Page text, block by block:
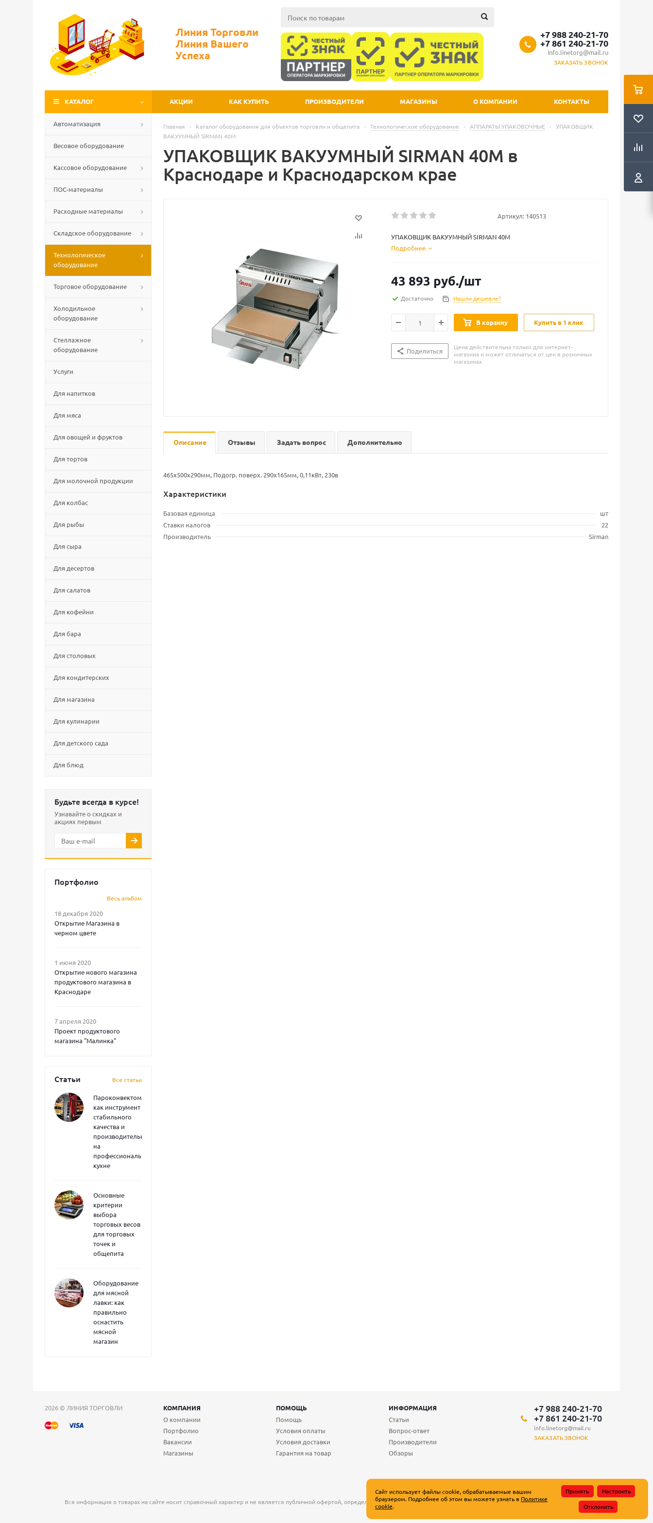
Линия Торговли
Линия Вашего
Успеха
+7 988 240-21-70
+7 861 240-21-70
info.linetorg@mail.ru
ЗАКАЗАТЬ ЗВОНОК
КАТАЛОГ АКЦИИ КАК КУПИТЬ ПРОИЗВОДИТЕЛИ МАГАЗИНЫ О КОМПАНИИ КОНТАКТЫ
Автоматизация
Весовое оборудование
Кассовое оборудование
ПОС-материалы
Расходные материалы
Складское оборудование
Технологическое
оборудование
Торговое оборудование
Холодильное
оборудование
Стеллажное
оборудование
Услуги
Для напитков
Для мяса
Для овощей и фруктов
Для тортов
Для молочной продукции
Для колбас
Для рыбы
Для сыра
Для десертов
Для салатов
Для кофейни
Для бара
Для столовых
Для кондитерских
Для магазина
Для кулинарии
Для детского сада
Для блюд
Будьте всегда в курсе!
Узнавайте о скидках и
акциях первым
Портфолио
Весь альбом
18 декабря 2020
Открытие Магазина в
черном цвете
1 июня 2020
Открытие нового магазина
продуктового магазина в
Краснодаре
7 апреля 2020
Проект продуктового
магазина "Малинка"
Статьи Все статьи
Пароконвектоматы
как инструмент
стабильного
качества и
производительности
на
профессиональной
кухне
Основные
критерии
выбора
торговых весов
для торговых
точек и
общепита
Оборудование
для мясной
лавки: как
правильно
оснастить
мясной
магазин
Главная - Каталог оборудования для объектов торговли и общепита - Технологическое оборудование - АППАРАТЫ УПАКОВОЧНЫЕ -
УПАКОВЩИК
ВАКУУМНЫЙ SIRMAN 40М
УПАКОВЩИК ВАКУУМНЫЙ SIRMAN 40М в
Краснодаре и Краснодарском крае
Артикул: 140513
УПАКОВЩИК ВАКУУМНЫЙ SIRMAN 40М
Подробнее
43 893 руб./шт
Достаточно Нашли дешевле?
В корзину Купить в 1 клик
Поделиться
Цена действительна только для интернет-
магазина и может отличаться от цен в розничных
магазинах
Описание Отзывы Задать вопрос Дополнительно
465х500х290мм, Подогр. поверх. 290x165мм, 0,11кВт, 230в
Характеристики
Базовая единица
шт
Ставки налогов
22
Производитель
Sirman
2026 © ЛИНИЯ ТОРГОВЛИ КОМПАНИЯ ПОМОЩЬ
ИНФОРМАЦИЯ
О компании
Портфолио
Вакансии
Магазины
Помощь
Условия оплаты
Условия доставки
Гарантия на товар
Статьи
Вопрос-ответ
Производители
Обзоры
+7 988 240-21-70
+7 861 240-21-70
info.linetorg@mail.ru
ЗАКАЗАТЬ ЗВОНОК
Вся информация о товарах на сайте носит справочный характер и не является публичной офертой, определяемой положениями Статьи 437 Гражданского кодекса Российской Федерации.
Сайт использует файлы cookie, обрабатываемые вашим
браузером. Подробнее об этом вы можете узнать в Политике
cookie.
Принять
Настроить
Отклонить